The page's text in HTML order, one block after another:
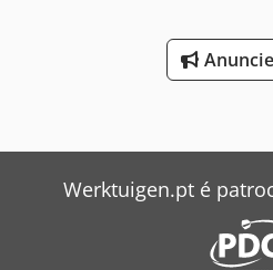
Werktuigen.pt é